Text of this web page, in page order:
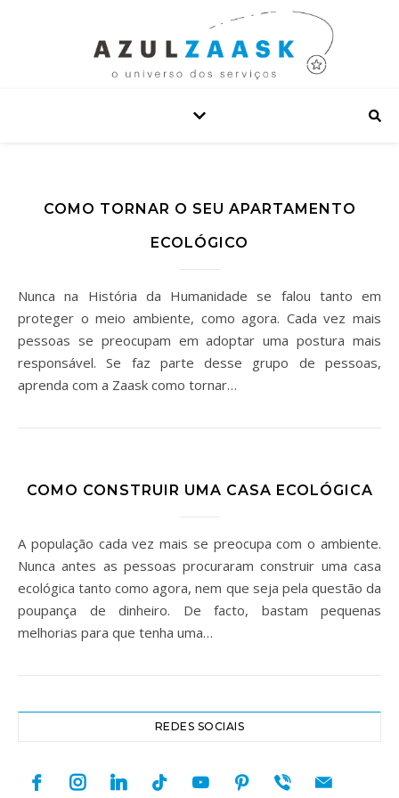
COMO TORNAR O SEU APARTAMENTO
ECOLÓGICO
Nunca na História da Humanidade se falou tanto em
proteger o meio ambiente, como agora. Cada vez mais
pessoas se preocupam em adoptar uma postura mais
responsável. Se faz parte desse grupo de pessoas,
aprenda com a Zaask como tornar…
COMO CONSTRUIR UMA CASA ECOLÓGICA
A população cada vez mais se preocupa com o ambiente.
Nunca antes as pessoas procuraram construir uma casa
ecológica tanto como agora, nem que seja pela questão da
poupança de dinheiro. De facto, bastam pequenas
melhorias para que tenha uma…
REDES SOCIAIS
facebookinstagramlinkedintiktok youtubepinterest
viber mail